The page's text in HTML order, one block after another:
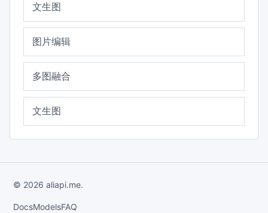
文生图
图片编辑
多图融合
文生图
© 2026 aliapi.me.
DocsModelsFAQ